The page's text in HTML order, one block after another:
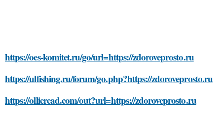
https://oes-komitet.ru/go/url=https://zdoroveprosto.ru
https://ulfishing.ru/forum/go.php?https://zdoroveprosto.ru
https://ollieread.com/out?url=https://zdoroveprosto.ru